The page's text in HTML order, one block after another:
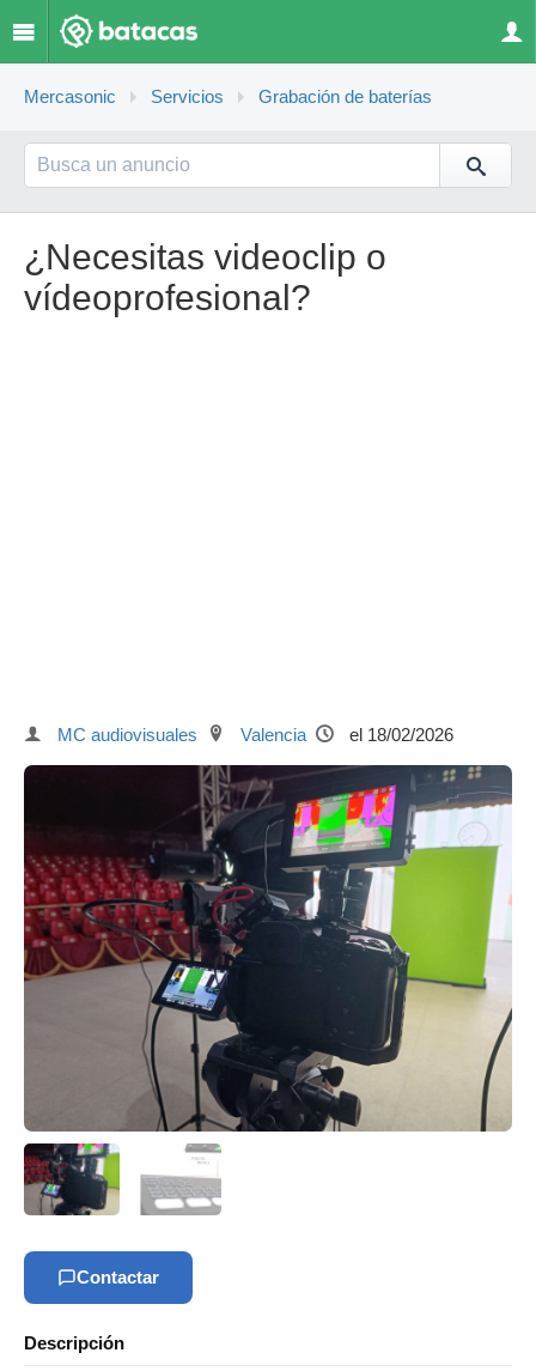
Mercasonic Servicios Grabación de baterías
¿Necesitas videoclip o
vídeoprofesional?
MC audiovisuales Valencia el 18/02/2026
Contactar
Descripción